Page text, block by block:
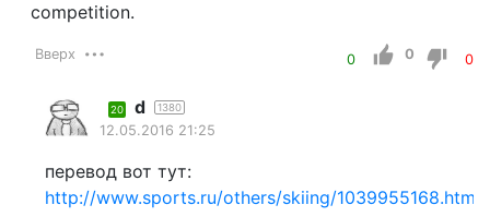
competition.
Вверх 0 0 0
20 d 1380
12.05.2016 21:25
перевод вот тут:
http://www.sports.ru/others/skiing/1039955168.html